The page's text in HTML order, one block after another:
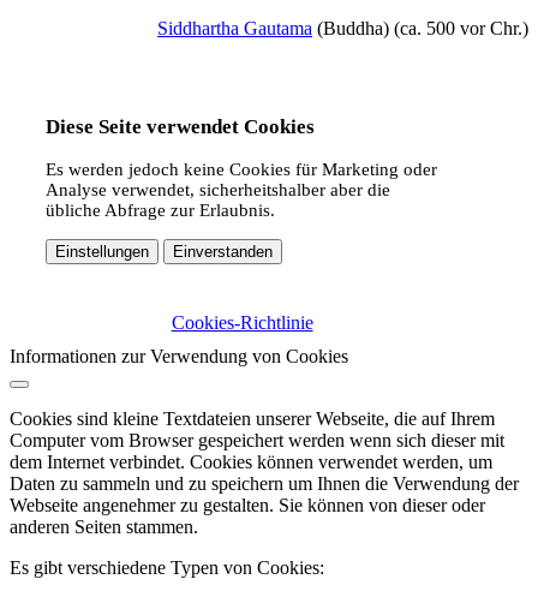
Siddhartha Gautama (Buddha) (ca. 500 vor Chr.)
Diese Seite verwendet Cookies
Es werden jedoch keine Cookies für Marketing oder
Analyse verwendet, sicherheitshalber aber die
übliche Abfrage zur Erlaubnis.
Einstellungen Einverstanden
Cookies-Richtlinie
Informationen zur Verwendung von Cookies
Cookies sind kleine Textdateien unserer Webseite, die auf Ihrem
Computer vom Browser gespeichert werden wenn sich dieser mit
dem Internet verbindet. Cookies können verwendet werden, um
Daten zu sammeln und zu speichern um Ihnen die Verwendung der
Webseite angenehmer zu gestalten. Sie können von dieser oder
anderen Seiten stammen.
Es gibt verschiedene Typen von Cookies: